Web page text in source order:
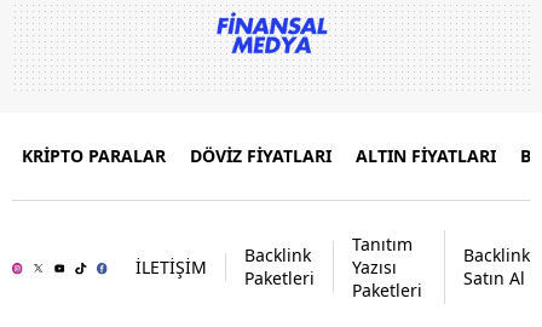
KRİPTO PARALAR DÖVİZ FİYATLARI ALTIN FİYATLARI
İLETİŞİM
Backlink
Paketleri
Tanıtım
Yazısı
Paketleri
Backlink
Satın Al